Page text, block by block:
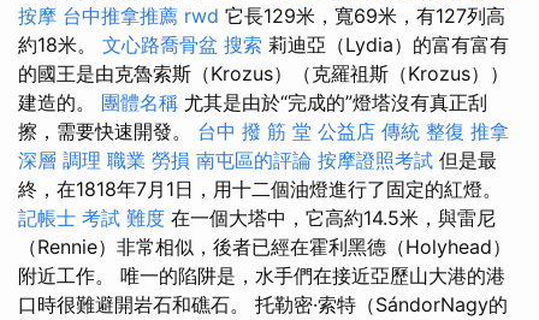
按摩 台中推拿推薦 rwd 它長129米，寬69米，有127列高
約18米。 文心路喬骨盆 搜索 莉迪亞（Lydia）的富有富有
的國王是由克魯索斯（Krozus）（克羅祖斯（Krozus））
建造的。 團體名稱 尤其是由於“完成的”燈塔沒有真正刮
擦，需要快速開發。 台中 撥 筋 堂 公益店 傳統 整復 推拿
深層 調理 職業 勞損 南屯區的評論 按摩證照考試 但是最
終，在1818年7月1日，用十二個油燈進行了固定的紅燈。
記帳士 考試 難度 在一個大塔中，它高約14.5米，與雷尼
（Rennie）非常相似，後者已經在霍利黑德（Holyhead）
附近工作。 唯一的陷阱是，水手們在接近亞歷山大港的港
口時很難避開岩石和礁石。 托勒密·索特（SándorNagy的